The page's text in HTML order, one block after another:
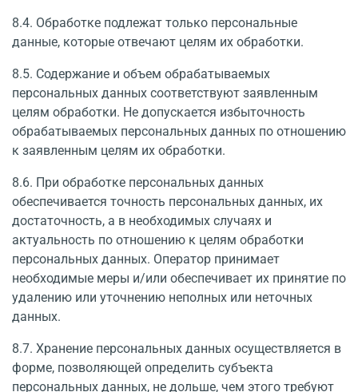
8.4. Обработке подлежат только персональные
данные, которые отвечают целям их обработки.
8.5. Содержание и объем обрабатываемых
персональных данных соответствуют заявленным
целям обработки. Не допускается избыточность
обрабатываемых персональных данных по отношению
к заявленным целям их обработки.
8.6. При обработке персональных данных
обеспечивается точность персональных данных, их
достаточность, а в необходимых случаях и
актуальность по отношению к целям обработки
персональных данных. Оператор принимает
необходимые меры и/или обеспечивает их принятие по
удалению или уточнению неполных или неточных
данных.
8.7. Хранение персональных данных осуществляется в
форме, позволяющей определить субъекта
персональных данных, не дольше, чем этого требуют